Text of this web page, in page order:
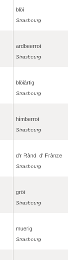
blöi
Strasbourg
ardbeerrot
Strasbourg
blöiàrtig
Strasbourg
hìmberrot
Strasbourg
d'r Rànd, d' Frànze
Strasbourg
gröi
Strasbourg
muerig
Strasbourg